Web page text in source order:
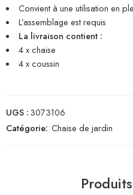
Convient à une utilisation en
L’assemblage est requis
La livraison contient :
4 x chaise
4 x coussin
UGS :3073106
Catégorie: Chaise de jardin